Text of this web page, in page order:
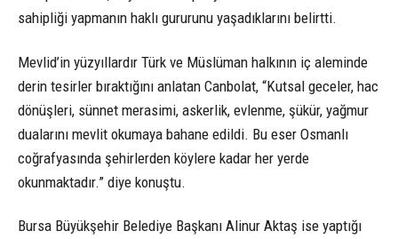
sahipliği yapmanın haklı gururunu yaşadıklarını belirtti.
Mevlid’in yüzyıllardır Türk ve Müslüman halkının iç aleminde
derin tesirler bıraktığını anlatan Canbolat, “Kutsal geceler, hac
dönüşleri, sünnet merasimi, askerlik, evlenme, şükür, yağmur
dualarını mevlit okumaya bahane edildi. Bu eser Osmanlı
coğrafyasında şehirlerden köylere kadar her yerde
okunmaktadır.” diye konuştu.
Bursa Büyükşehir Belediye Başkanı Alinur Aktaş ise yaptığı